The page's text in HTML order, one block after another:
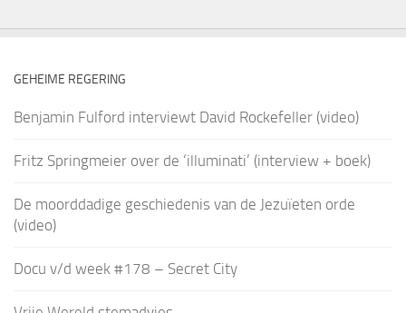
GEHEIME REGERING
Benjamin Fulford interviewt David Rockefeller (video)
Fritz Springmeier over de ‘illuminati’ (interview + boek)
De moorddadige geschiedenis van de Jezuïeten orde
(video)
Docu v/d week #178 – Secret City